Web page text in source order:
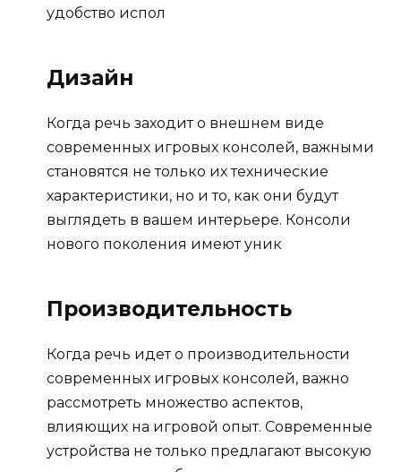
удобство испол
Дизайн
Когда речь заходит о внешнем виде
современных игровых консолей, важными
становятся не только их технические
характеристики, но и то, как они будут
выглядеть в вашем интерьере. Консоли
нового поколения имеют уник
Производительность
Когда речь идет о производительности
современных игровых консолей, важно
рассмотреть множество аспектов,
влияющих на игровой опыт. Современные
устройства не только предлагают высокую